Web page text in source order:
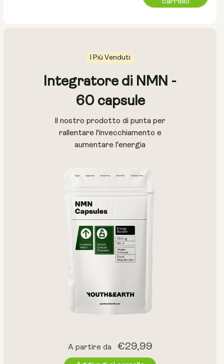
I Più Venduti
Integratore di NMN -
60 capsule
Il nostro prodotto di punta per
rallentare l'invecchiamento e
aumentare l'energia
Prezzo
normale
A partire da €29,99